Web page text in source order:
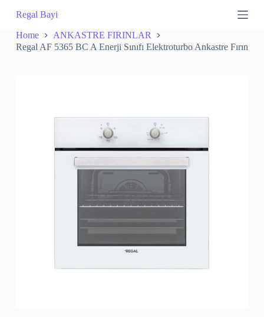
S
p
Regal Bayi
Home
ANKASTRE FIRINLAR
Regal AF 5365 BC A Enerji Sınıfı Elektroturbo Ankastre Fırın